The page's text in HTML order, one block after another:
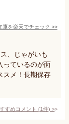
庫を楽天でチェック >>
、じゃがいも
っているのが面
スメ！長期保存
すめコメント (1件) >